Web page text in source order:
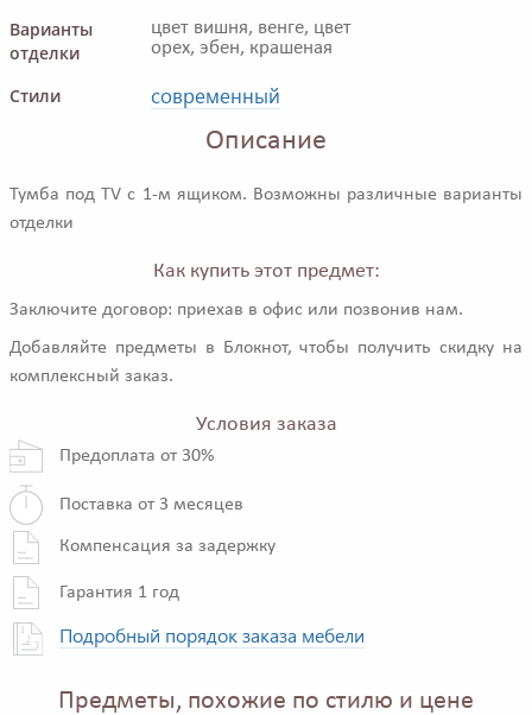
Варианты
отделки
цвет вишня, венге, цвет
орех, эбен, крашеная
Стили современный
Описание
Тумба под TV с 1-м ящиком. Возможны различные варианты
отделки
Как купить этот предмет:
Заключите договор: приехав в офис или позвонив нам.
Добавляйте предметы в Блокнот, чтобы получить скидку на
комплексный заказ.
Условия заказа
Предоплата от 30%
Поставка от 3 месяцев
Компенсация за задержку
Гарантия 1 год
Подробный порядок заказа мебели
Предметы, похожие по стилю и цене